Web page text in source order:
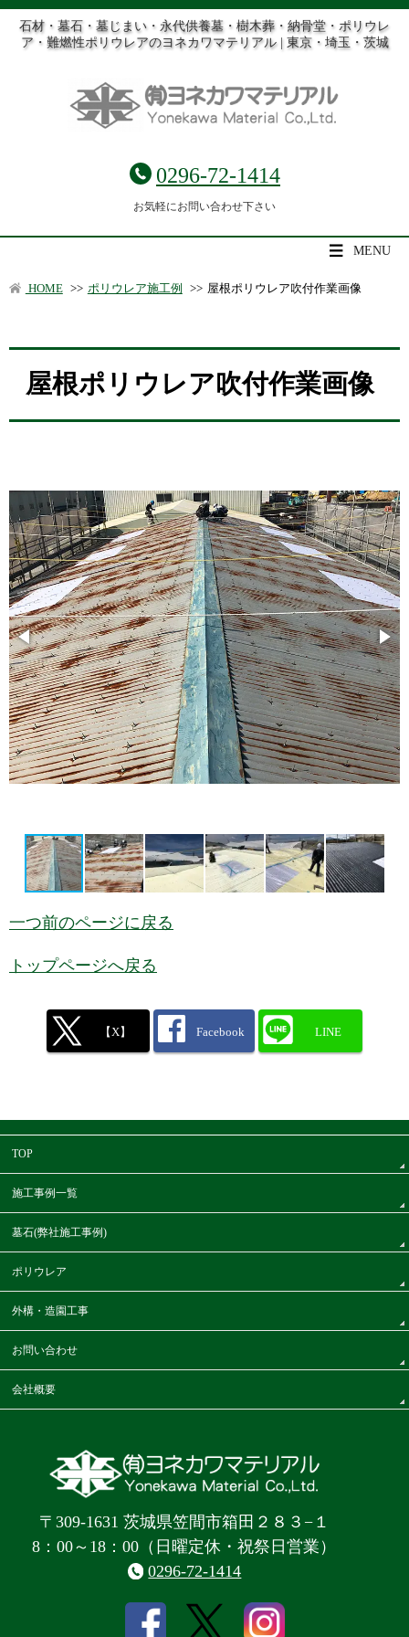
石材・墓石・墓じまい・永代供養墓・樹木葬・納骨堂・ポリウレ
ア・難燃性ポリウレアのヨネカワマテリアル | 東京・埼玉・茨城
0296-72-1414
お気軽にお問い合わせ下さい
MENU
HOME >> ポリウレア施工例 >> 屋根ポリウレア吹付作業画像
屋根ポリウレア吹付作業画像
一つ前のページに戻る
トップページへ戻る
【X】 Facebook LINE
TOP
施工事例一覧
墓石(弊社施工事例)
ポリウレア
外構・造園工事
お問い合わせ
会社概要
〒309-1631 茨城県笠間市箱田２８３−１
8：00～18：00（日曜定休・祝祭日営業）
0296-72-1414